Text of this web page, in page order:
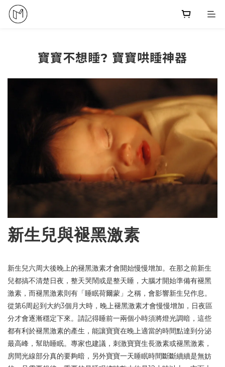
寶寶不想睡? 寶寶哄睡神器
新生兒與褪黑激素
新生兒六周大後晚上的褪黑激素才會開始慢慢增加。在那之前新生
兒都搞不清楚日夜，整天哭鬧或是整天睡，大腦才開始準備有褪黑
激素，而褪黑激素則有「睡眠荷爾蒙」之稱，會影響新生兒作息。
從第6 周起到大約3個月大時，晚上褪黑激素才會慢慢增加，日夜區
分才會逐漸穩定下來。請記得睡前一兩個小時須將燈光調暗，這些
都有利於褪黑激素的產生，能讓寶寶在晚上適當的時間點達到分泌
最高峰，幫助睡眠。專家也建議，刺激寶寶生長激素或褪黑激素，
房間光線部分真的要夠暗，另外寶寶一天睡眠時間斷斷續續是無妨